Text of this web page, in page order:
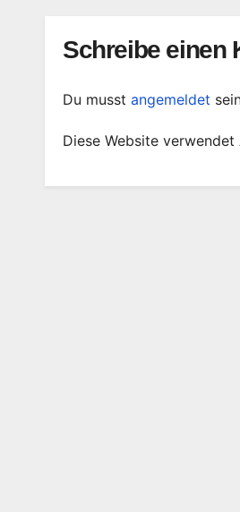
Schreibe einen
Du musst angemeldet
Diese Website